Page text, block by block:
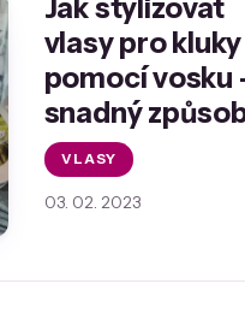
Jak stylizovat
vlasy pro kluky
pomocí vosku
snadný
VLASY
03. 02. 2023